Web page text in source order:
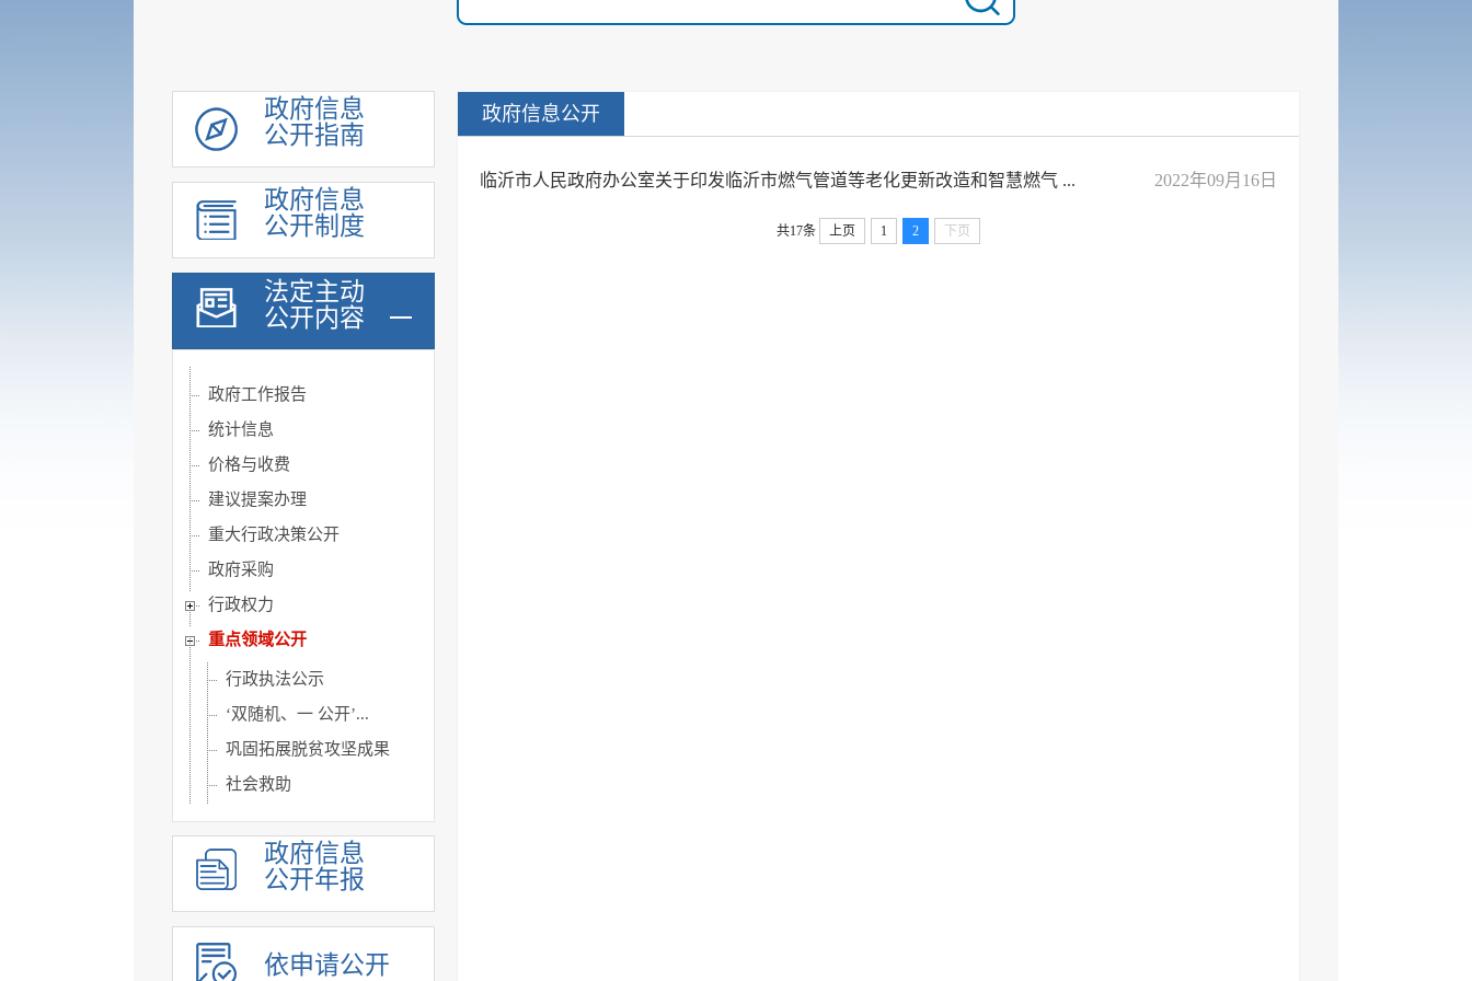
政府信息
公开指南
政府信息
公开制度
法定主动
公开内容
履职依据
重大行政决策转载
机构职能
规划计划
政府工作报告
统计信息
价格与收费
建议提案办理
重大行政决策公开
政府采购
行政权力
重点领域公开
行政执法公示
‘双随机、一 公开’...
巩固拓展脱贫攻坚成果
社会救助
社会福利
养老服务
社会保险
稳岗就业
医疗卫生
政府信息
公开年报
依申请公开
政府信息公开
临沂市人民政府办公室关于印发临沂市燃气管道等老化更新改造和智慧燃气 ... 2022年09月16日
共17条 上页 1 2 下页